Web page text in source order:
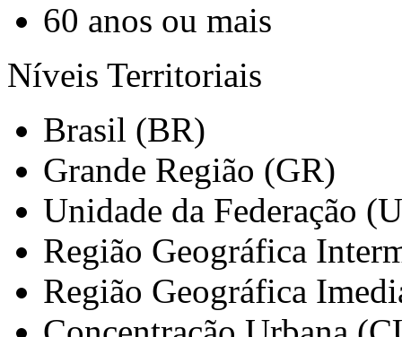
60 anos ou mais
Níveis Territoriais
Brasil (BR)
Grande Região (GR)
Unidade da Federação
Região Geográfica
Região Geográfica